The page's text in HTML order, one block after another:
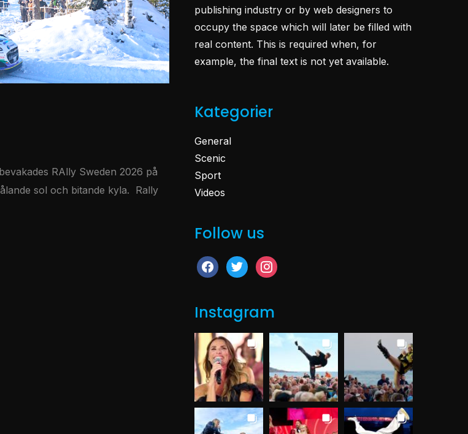
RAlly Sweden 2026 på
sol och bitande kyla. Rally
publishing industry or by web designers to
occupy the space which will later be filled with
real content. This is required when, for
example, the final text is not yet available.
Kategorier
General
Scenic
Sport
Videos
Follow us
facebook
twitter instagram
Instagram